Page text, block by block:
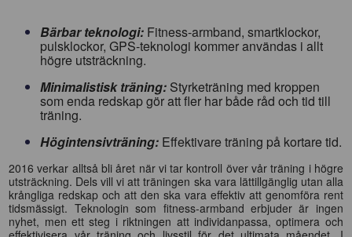
Bärbar teknologi: Fitness-armband, smartklockor,
pulsklockor, GPS-teknologi kommer användas i allt
högre utsträckning.
Minimalistisk träning: Styrketräning med kroppen
som enda redskap gör att fler har både råd och tid till
träning.
Högintensivträning: Effektivare träning på kortare tid.
2016 verkar alltså bli året när vi tar kontroll över vår träning i högre
utsträckning. Dels vill vi att träningen ska vara lättillgänglig utan alla
krångliga redskap och att den ska vara effektiv att genomföra rent
tidsmässigt. Teknologin som fitness-armband erbjuder är ingen
nyhet, men ett steg i riktningen att individanpassa, optimera och